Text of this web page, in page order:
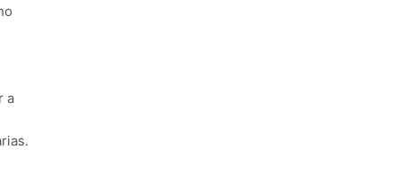
a